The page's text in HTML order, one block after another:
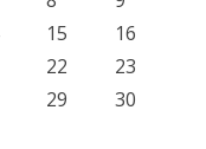
15
16
22
23
29
30